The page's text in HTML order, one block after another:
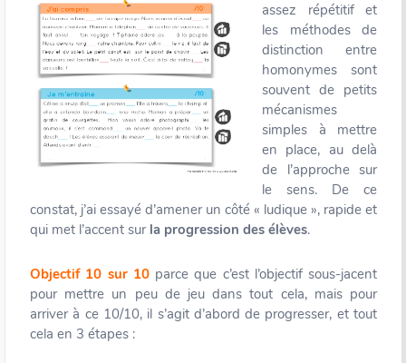
assez répétitif et
les méthodes de
distinction entre
homonymes sont
souvent de petits
mécanismes
simples à mettre
en place, au delà
de l’approche sur
le sens. De ce
constat, j’ai essayé d’amener un côté « ludique », rapide et
qui met l’accent sur la progression des élèves.
Objectif 10 sur 10parce que c’est l’objectif sous-jacent
pour mettre un peu de jeu dans tout cela, mais pour
arriver à ce 10/10, il s’agit d’abord de progresser, et tout
cela en 3 étapes :